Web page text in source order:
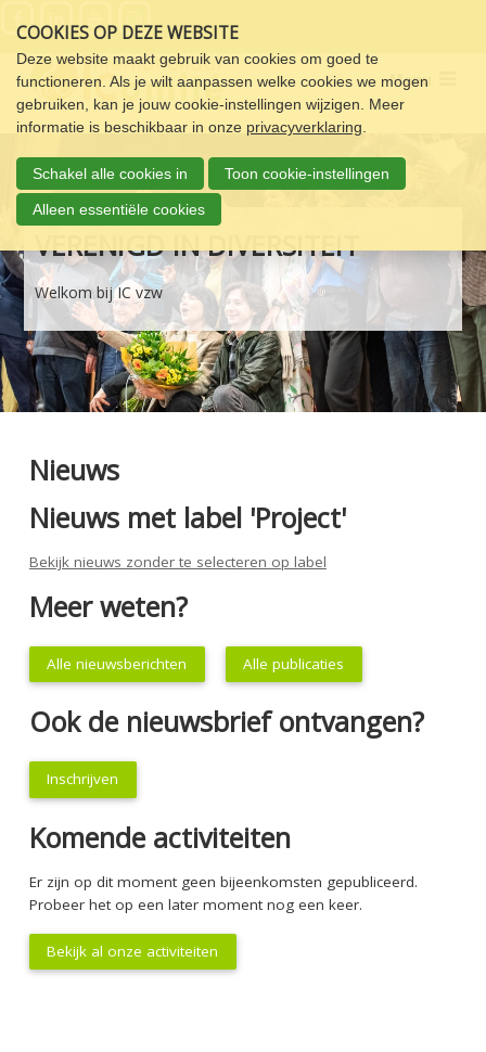
links
over
Spring
naar
de
navigatie
Spring
naar
de
inhoud
COOKIES OP DEZE WEBSITE
Deze website maakt gebruik van cookies om goed te
functioneren. Als je wilt aanpassen welke cookies we mogen
gebruiken, kan je jouw cookie-instellingen wijzigen. Meer
informatie is beschikbaar in onze privacyverklaring
Schakel alle cookies in Toon cookie-instellingen
Alleen essentiële cookies
Menu
VERENIGD IN DIVERSITEIT
Welkom bij IC vzw
Nieuws
Nieuws met label 'Project'
Bekijk nieuws zonder te selecteren op label
Meer weten?
Alle nieuwsberichten Alle publicaties
Ook de nieuwsbrief ontvangen?
Inschrijven
Komende activiteiten
Er zijn op dit moment geen bijeenkomsten gepubliceerd.
Probeer het op een later moment nog een keer.
Bekijk al onze activiteiten